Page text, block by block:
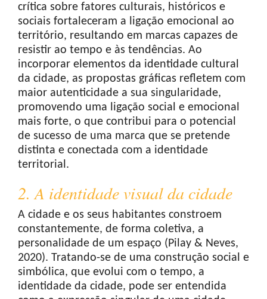
crítica sobre fatores culturais, históricos e
sociais fortaleceram a ligação emocional ao
território, resultando em marcas capazes de
resistir ao tempo e às tendências. Ao
incorporar elementos da identidade cultural
da cidade, as propostas gráficas refletem com
maior autenticidade a sua singularidade,
promovendo uma ligação social e emocional
mais forte, o que contribui para o potencial
de sucesso de uma marca que se pretende
distinta e conectada com a identidade
territorial.
2. A identidade visual da cidade
A cidade e os seus habitantes constroem
constantemente, de forma coletiva, a
personalidade de um espaço (Pilay & Neves,
2020). Tratando-se de uma construção social e
simbólica, que evolui com o tempo, a
identidade da cidade, pode ser entendida